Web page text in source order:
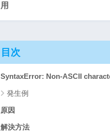
用
目次
SyntaxError: Non-ASCII
発生例
原因
解決方法